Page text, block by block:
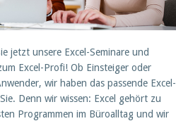
jetzt unsere Excel-Seminare und
Excel-Profi! Ob Einsteiger oder
wir haben das passende Excel-
Denn wir wissen: Excel gehört zu
Programmen im Büroalltag und wir